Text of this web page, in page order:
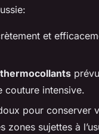
et
couture intensive.
pour conserver
zones sujettes à